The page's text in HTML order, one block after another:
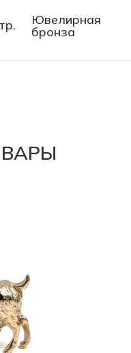
Ювелирная
бронза